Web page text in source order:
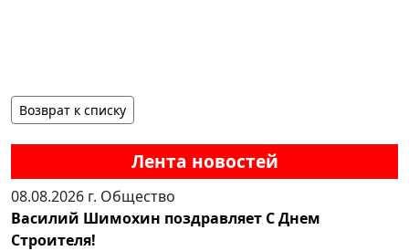
Лента новостей
08.08.2026 г. Общество
Василий Шимохин поздравляет С Днем
Строителя!
Возврат к списку